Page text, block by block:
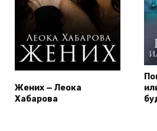
Жених — Леока
Хабарова